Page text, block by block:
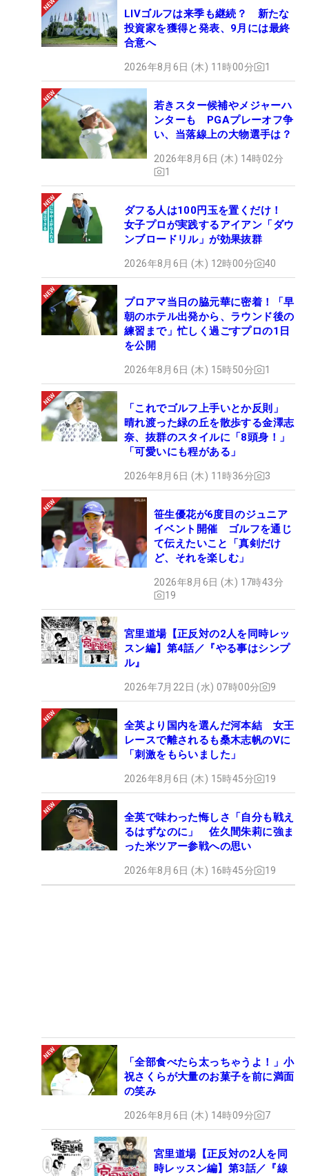
LIVゴルフは来季も継続？ 新たな
投資家を獲得と発表、9月には最終
合意へ
2026年8月6日 (木) 11時00分 1
若きスター候補やメジャーハ
ンターも PGAプレーオフ争
い、当落線上の大物選手は？
2026年8月6日 (木) 14時02分
1
ダフる人は100円玉を置くだけ！
女子プロが実践するアイアン「ダウ
ンブロードリル」が効果抜群
2026年8月6日 (木) 12時00分 40
プロアマ当日の脇元華に密着！「早
朝のホテル出発から、ラウンド後の
練習まで」忙しく過ごすプロの1日
を公開
2026年8月6日 (木) 15時50分 1
「これでゴルフ上手いとか反則」
晴れ渡った緑の丘を散歩する金澤志
奈、抜群のスタイルに「8頭身！」
「可愛いにも程がある」
2026年8月6日 (木) 11時36分 3
笹生優花が6度目のジュニア
イベント開催 ゴルフを通じ
て伝えたいこと「真剣だけ
ど、それを楽しむ」
2026年8月6日 (木) 17時43分
19
宮里道場【正反対の2人を同時レッ
スン編】第4話／『やる事はシンプ
ル』
2026年7月22日 (水) 07時00分 9
全英より国内を選んだ河本結 女王
レースで離されるも桑木志帆のVに
「刺激をもらいました」
2026年8月6日 (木) 15時45分 19
全英で味わった悔しさ「自分も戦え
るはずなのに」 佐久間朱莉に強ま
った米ツアー参戦への思い
2026年8月6日 (木) 16時45分 19
「全部食べたら太っちゃうよ！」小
祝さくらが大量のお菓子を前に満面
の笑み
2026年8月6日 (木) 14時09分 7
宮里道場【正反対の2人を同
時レッスン編】第3話／『線